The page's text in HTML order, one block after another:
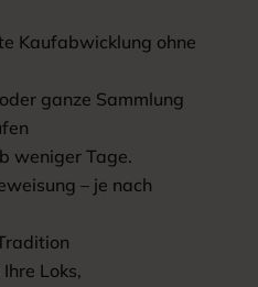
Kaufabwicklung ohne
ganze Sammlung
weniger Tage.
– je nach
Loks,